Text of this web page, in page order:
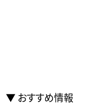
おすすめ情報